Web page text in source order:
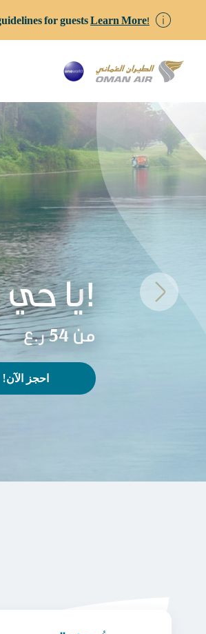
for guestsLearn More!
يا حي بخريف ظفار!
من 54 ر.ع
!احجز الآن